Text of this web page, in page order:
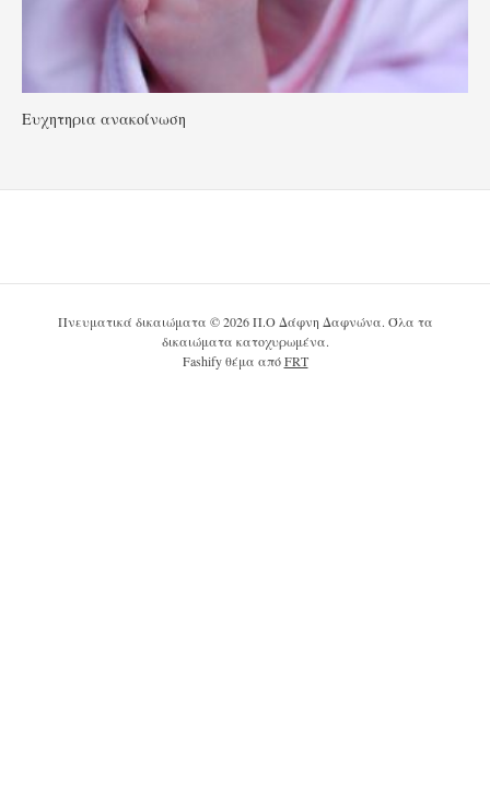
Ευχητηρια ανακοίνωση
Πνευματικά δικαιώματα © 2026 Π.Ο Δάφνη Δαφνώνα. Όλα τα
δικαιώματα κατοχυρωμένα.
Fashify θέμα απόFRT